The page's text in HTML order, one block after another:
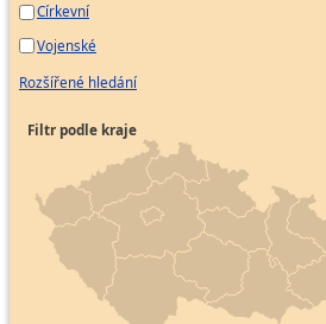
Církevní
Vojenské
Rozšířené hledání
Filtr podle kraje